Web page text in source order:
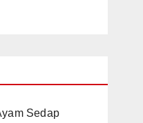
Sedap